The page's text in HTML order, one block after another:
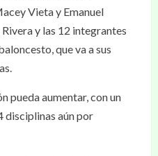
Vieta y Emanuel
y las 12 integrantes
que va a sus
pueda aumentar, con un
disciplinas aún por